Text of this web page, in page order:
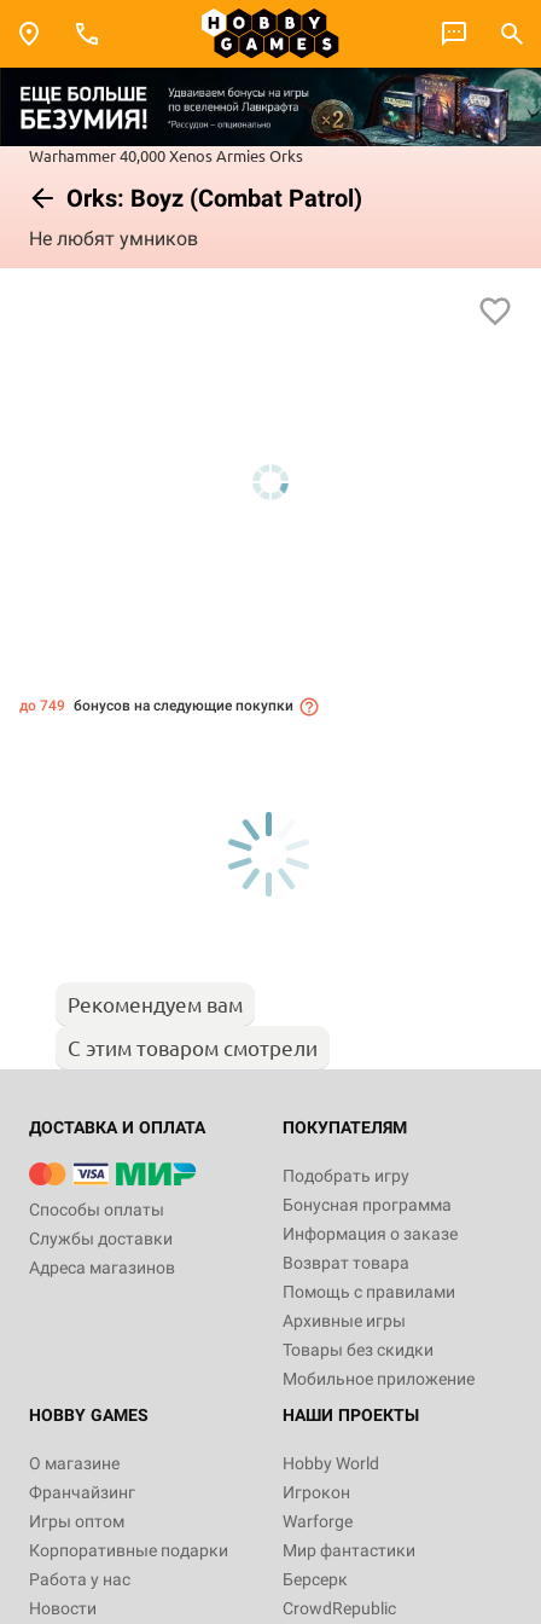
Warhammer 40,000Xenos ArmiesOrks
Orks: Boyz (Combat Patrol)
Не любят умников
до 749 бонусов на следующие покупки
Рекомендуем вам
С этим товаром смотрели
ДОСТАВКА И ОПЛАТА
Способы оплаты
Службы доставки
Адреса магазинов
ПОКУПАТЕЛЯМ
Подобрать игру
Бонусная программа
Информация о заказе
Возврат товара
Помощь с правилами
Архивные игры
Товары без скидки
Мобильное приложение
HOBBY GAMES
О магазине
Франчайзинг
Игры оптом
Корпоративные подарки
Работа у нас
Новости
НАШИ ПРОЕКТЫ
Hobby World
Игрокон
Warforge
Мир фантастики
Берсерк
CrowdRepublic